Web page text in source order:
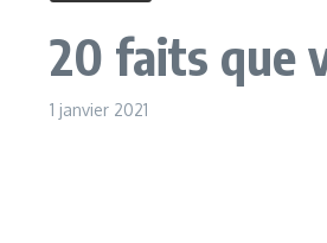
20 faits que
1 janvier 2021